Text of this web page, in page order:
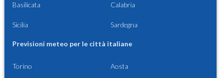
Basilicata Calabria
Sicilia Sardegna
Previsioni meteo per le città italiane
Torino Aosta